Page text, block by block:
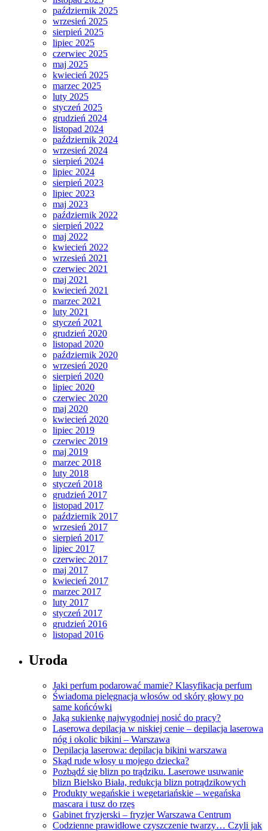
październik 2025
wrzesień 2025
sierpień 2025
lipiec 2025
czerwiec 2025
maj 2025
kwiecień 2025
marzec 2025
luty 2025
styczeń 2025
grudzień 2024
listopad 2024
październik 2024
wrzesień 2024
sierpień 2024
lipiec 2024
sierpień 2023
lipiec 2023
maj 2023
październik 2022
sierpień 2022
maj 2022
kwiecień 2022
wrzesień 2021
czerwiec 2021
maj 2021
kwiecień 2021
marzec 2021
luty 2021
styczeń 2021
grudzień 2020
listopad 2020
październik 2020
wrzesień 2020
sierpień 2020
lipiec 2020
czerwiec 2020
maj 2020
kwiecień 2020
lipiec 2019
czerwiec 2019
maj 2019
marzec 2018
luty 2018
styczeń 2018
grudzień 2017
listopad 2017
październik 2017
wrzesień 2017
sierpień 2017
lipiec 2017
czerwiec 2017
maj 2017
kwiecień 2017
marzec 2017
luty 2017
styczeń 2017
grudzień 2016
listopad 2016
Uroda
Jaki perfum podarować mamie? Klasyfikacja perfum
Świadoma pielęgnacja włosów od skóry głowy po
same końcówki
Jaką sukienkę najwygodniej nosić do pracy?
Laserowa depilacja w niskiej cenie – depilacja laserowa
nóg i okolic bikini – Warszawa
Depilacja laserowa: depilacja bikini warszawa
Skąd rude włosy u mojego dziecka?
Pozbądź się blizn po trądziku. Laserowe usuwanie
blizn Bielsko Biała, redukcja blizn potrądzikowych
Produkty wegańskie i wegetariańskie – wegańska
mascara i tusz do rzęs
Gabinet fryzjerski – fryzjer Warszawa Centrum
Codzienne prawidłowe czyszczenie twarzy… Czyli jak